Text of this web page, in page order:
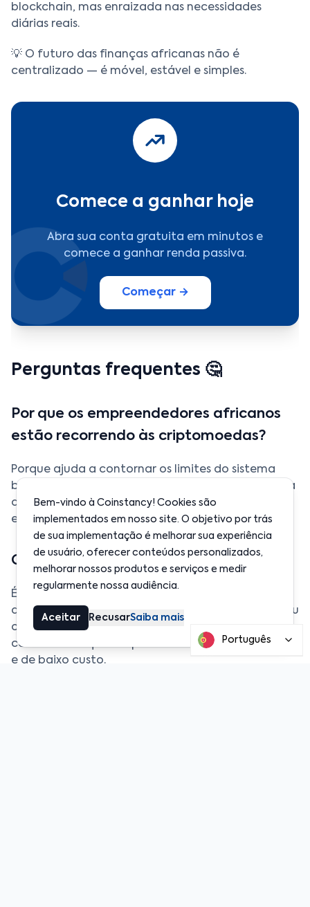
blockchain, mas enraizada nas necessidades
diárias reais.
💡 O futuro das finanças africanas não é
centralizado — é móvel, estável e simples.
Comece a ganhar hoje
Abra sua conta gratuita em minutos e
comece a ganhar renda passiva.
Começar →
Perguntas frequentes 🤔
Por que os empreendedores africanos
estão recorrendo às criptomoedas?
Porque ajuda a contornar os limites do sistema
bancário tradicional — altas taxas, atrasos e falta
de acesso. As stablecoins oferecem tanto
estabilidade financeira quanto liberdade de uso.
O que é uma stablecoin?
É uma criptomoeda respaldada por uma moeda
do mundo real, como o dólar americano (USDC) ou
o euro (EURC). As stablecoins mantêm um valor
constante enquanto permitem transações rápidas
e de baixo custo.
Bem-vindo à Coinstancy! Cookies são
implementados em nosso site. O objetivo por trás
de sua implementação é melhorar sua experiência
de usuário, oferecer conteúdos personalizados,
melhorar nossos produtos e serviços e medir
regularmente nossa audiência.
Aceitar RecusarSaiba mais
Português